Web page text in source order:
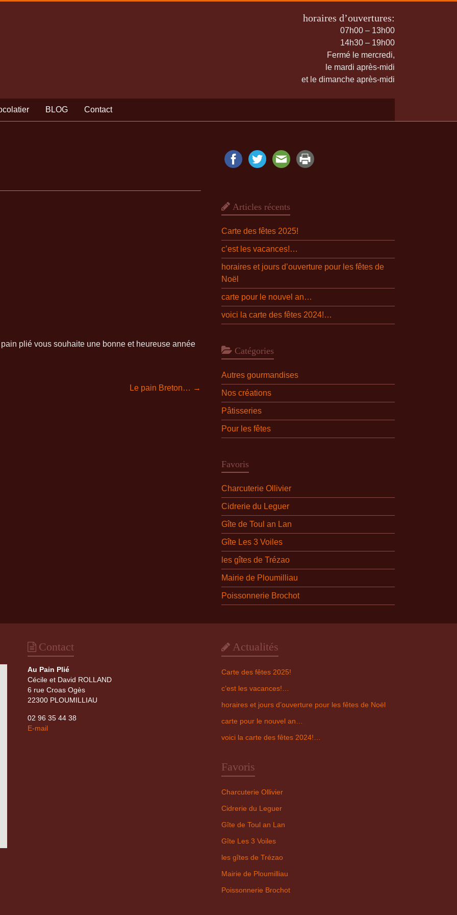
horaires d’ouvertures:
07h00 – 13h00
14h30 – 19h00
Fermé le mercredi,
le mardi après-midi
et le dimanche après-midi
BLOG Contact
plié vous souhaite une bonne et heureuse année
Le pain Breton… →
Articles récents
Carte des fêtes 2025!
c’est les vacances!…
horaires et jours d’ouverture pour les fêtes de
Noël
carte pour le nouvel an…
voici la carte des fêtes 2024!…
Catégories
Autres gourmandises
Nos créations
Pâtisseries
Pour les fêtes
Favoris
Charcuterie Ollivier
Cidrerie du Leguer
Gîte de Toul an Lan
Gîte Les 3 Voiles
les gîtes de Trézao
Mairie de Ploumilliau
Poissonnerie Brochot
Contact
Au Pain Plié
Cécile et David ROLLAND
6 rue Croas Ogès
22300 PLOUMILLIAU
02 96 35 44 38
E-mail
Actualités
Carte des fêtes 2025!
c’est les vacances!…
horaires et jours d’ouverture pour les fêtes de Noël
carte pour le nouvel an…
voici la carte des fêtes 2024!…
Favoris
Charcuterie Ollivier
Cidrerie du Leguer
Gîte de Toul an Lan
Gîte Les 3 Voiles
les gîtes de Trézao
Mairie de Ploumilliau
Poissonnerie Brochot